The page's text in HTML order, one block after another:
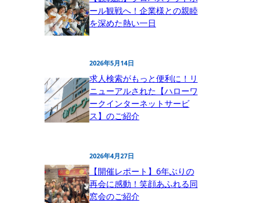
ール観戦へ！企業様との親睦
を深めた熱い一日
2026年5月14日
求人検索がもっと便利に！リ
ニューアルされた【ハローワ
ークインターネットサービ
ス】のご紹介
2026年4月27日
【開催レポート】6年ぶりの
再会に感動！笑顔あふれる同
窓会のご紹介